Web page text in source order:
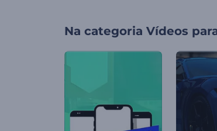
Na categoria Vídeos